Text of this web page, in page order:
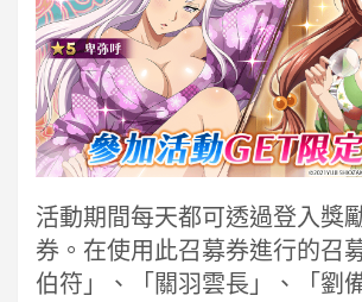
活動期間每天都可透過登入獎
券。在使用此召募券進行的召
伯符」、「關羽雲長」、「劉